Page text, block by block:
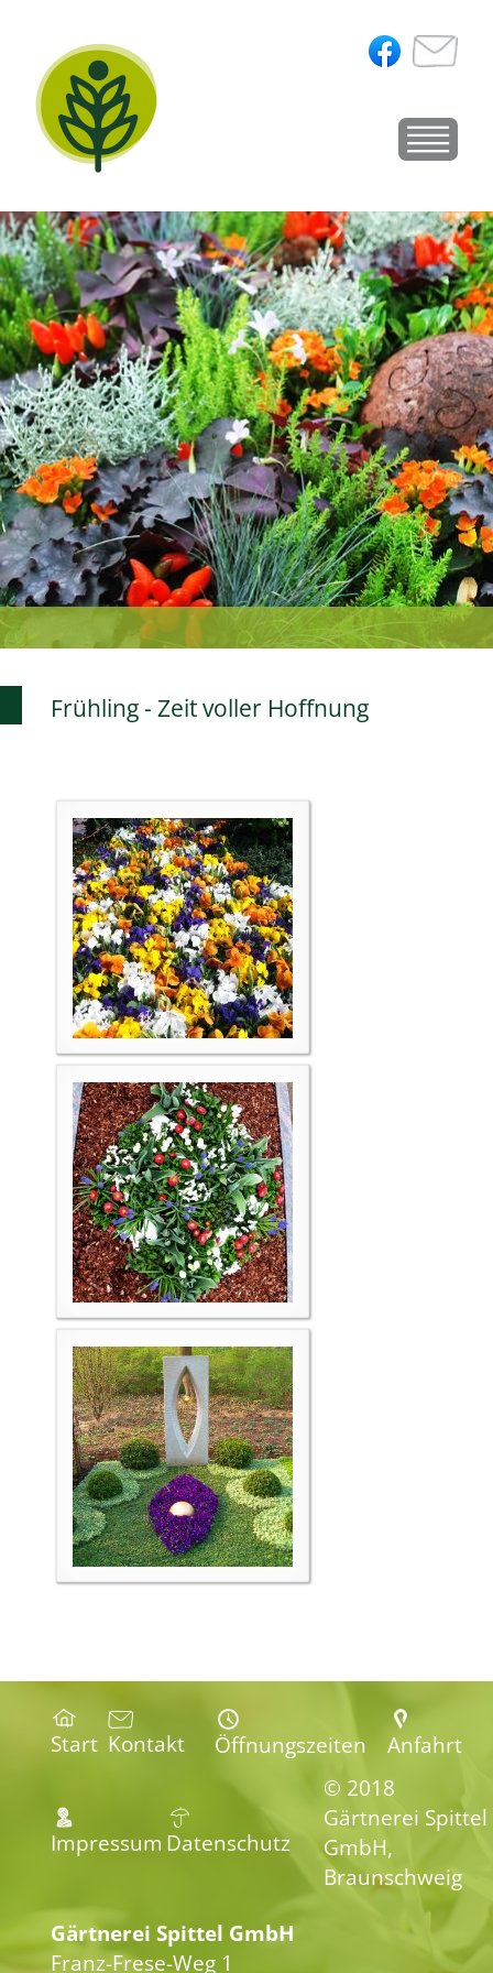
Frühling - Zeit voller Hoffnung
Start Kontakt Öffnungszeiten Anfahrt
Impressum Datenschutz
© 2018
Gärtnerei Spittel
GmbH,
Braunschweig
Gärtnerei Spittel GmbH
Franz-Frese-Weg 1